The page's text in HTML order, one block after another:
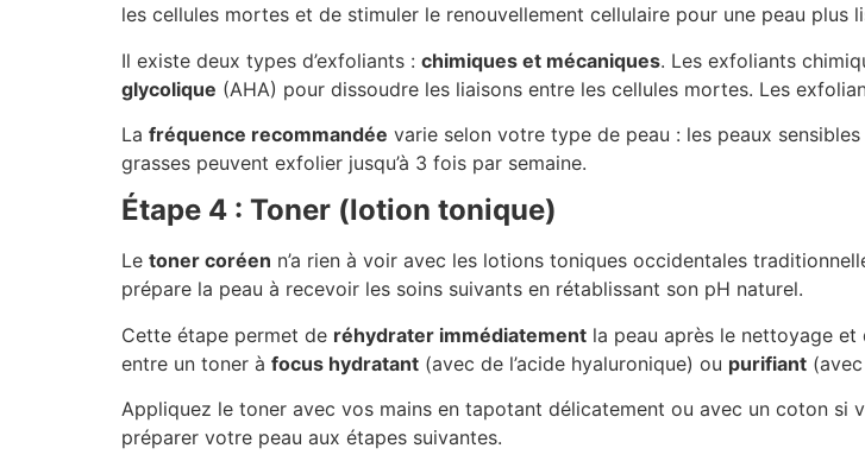
les cellules mortes et de stimuler le renouvellement cellulaire pour une peau plus
Il existe deux types d’exfoliants : chimiques et mécaniques. Les exfoliants
glycolique (AHA) pour dissoudre les liaisons entre les cellules mortes. Les
La fréquence recommandée varie selon votre type de peau : les peaux
grasses peuvent exfolier jusqu’à 3 fois par semaine.
Étape 4 : Toner (lotion tonique)
Le toner coréen n’a rien à voir avec les lotions toniques occidentales
prépare la peau à recevoir les soins suivants en rétablissant son pH naturel.
Cette étape permet de réhydrater immédiatement la peau après le nettoyage et
entre un toner à focus hydratant (avec de l’acide hyaluronique) ou purifiant
Appliquez le toner avec vos mains en tapotant délicatement ou avec un coton
préparer votre peau aux étapes suivantes.